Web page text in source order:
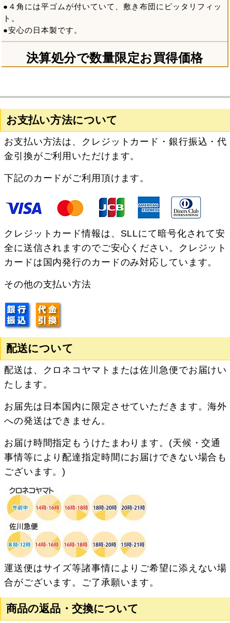
●４角には平ゴムが付いていて、敷き布団にピッタリフィッ
ト。
●安心の日本製です。
決算処分で数量限定お買得価格
お支払い方法について
お支払い方法は、クレジットカード・銀行振込・代
金引換がご利用いただけます。
下記のカードがご利用頂けます。
クレジットカード情報は、SLLにて暗号化されて安
全に送信されますのでご安心ください。クレジット
カードは国内発行のカードのみ対応しています。
その他の支払い方法
配送について
配送は、クロネコヤマトまたは佐川急便でお届けい
たします。
お届先は日本国内に限定させていただきます。海外
への発送はできません。
お届け時間指定もうけたまわります。(天候・交通
事情等により配達指定時間にお届けできない場合も
ございます。)
運送便はサイズ等諸事情によりご希望に添えない場
合がございます。ご了承願います。
商品の返品・交換について